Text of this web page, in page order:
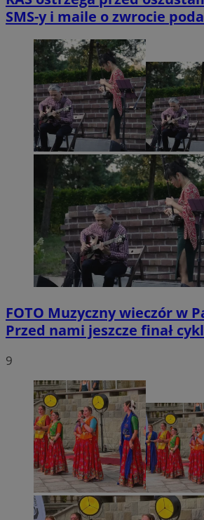
SMS-y i maile o zwrocie
FOTO Muzyczny wieczór w
Przed nami jeszcze finał
9